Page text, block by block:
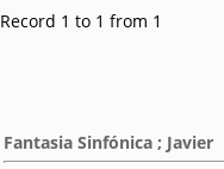
Record 1 to 1 from 1
Fantasia Sinfónica ; Javier